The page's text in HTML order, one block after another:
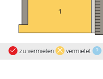
zu vermieten vermietet